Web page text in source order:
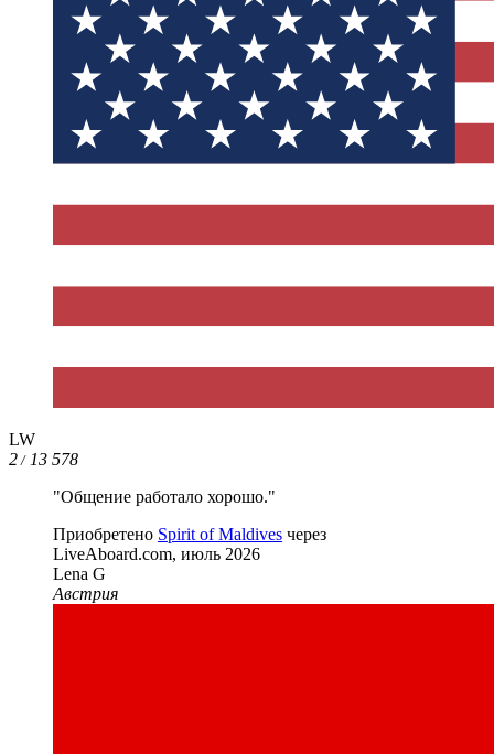
LW
2/13 578
"Общение работало хорошо."
Приобретено Spirit of Maldives через
LiveAboard.com, июль 2026
Lena G
Австрия